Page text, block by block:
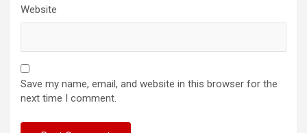
Website
Save my name, email, and website in this browser for the
next time I comment.